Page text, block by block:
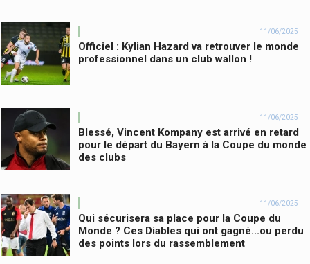
11/06/2025
Officiel : Kylian Hazard va retrouver le monde
professionnel dans un club wallon !
11/06/2025
Blessé, Vincent Kompany est arrivé en retard
pour le départ du Bayern à la Coupe du monde
des clubs
11/06/2025
Qui sécurisera sa place pour la Coupe du
Monde ? Ces Diables qui ont gagné...ou perdu
des points lors du rassemblement